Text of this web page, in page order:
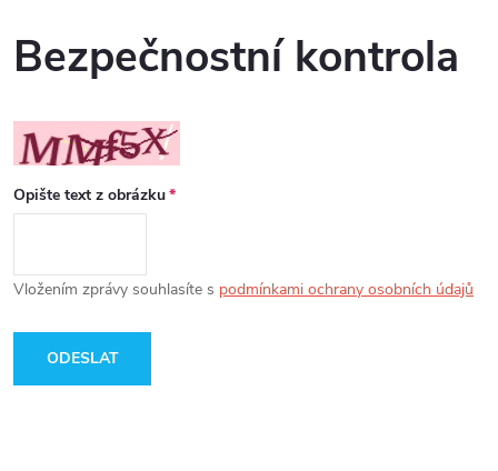
Bezpečnostní kontrola
Opište text z obrázku
Vložením zprávy souhlasíte s podmínkami ochrany osobních údajů
ODESLAT